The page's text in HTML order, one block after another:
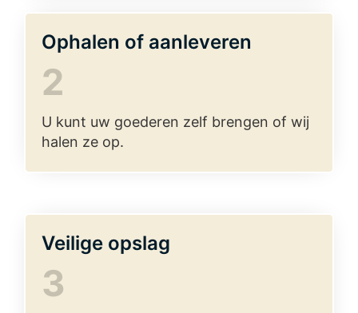
Ophalen of aanleveren
2
U kunt uw goederen zelf brengen of wij
halen ze op.
Veilige opslag
3